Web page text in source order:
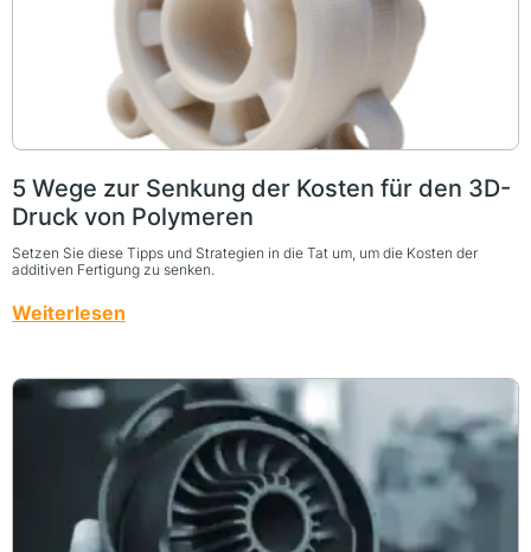
5 Wege zur Senkung der Kosten für den 3D-
Druck von Polymeren
Setzen Sie diese Tipps und Strategien in die Tat um, um die Kosten der
additiven Fertigung zu senken.
Weiterlesen